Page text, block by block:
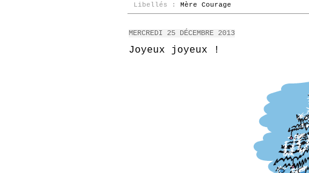
Libellés : Mère Courage
MERCREDI 25 DÉCEMBRE 2013
Joyeux joyeux !